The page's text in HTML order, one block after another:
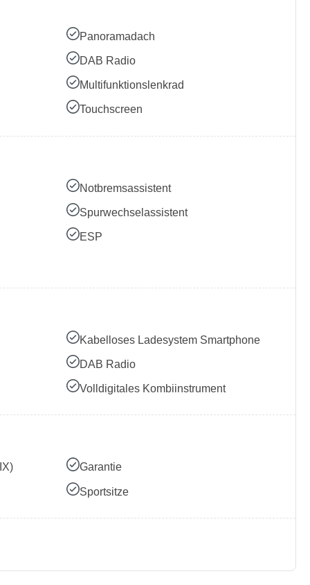
Panoramadach
DAB Radio
Multifunktionslenkrad
Touchscreen
Notbremsassistent
Spurwechselassistent
ESP
Kabelloses Ladesystem Smartphone
DAB Radio
Volldigitales Kombiinstrument
Garantie
Sportsitze